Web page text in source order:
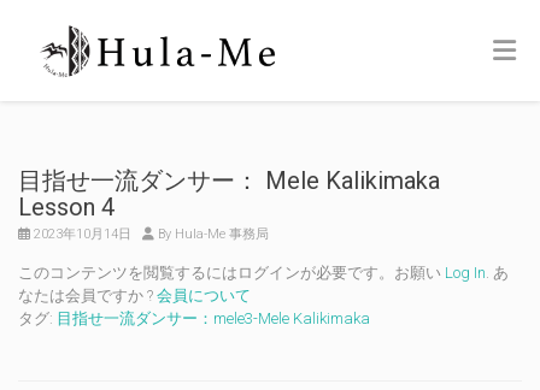
目指せ一流ダンサー： Mele Kalikimaka
Lesson 4
2023年10月14日 By Hula-Me 事務局
このコンテンツを閲覧するにはログインが必要です。お願い Log In. あ
なたは会員ですか ? 会員について
タグ: 目指せ一流ダンサー：mele3-Mele Kalikimaka